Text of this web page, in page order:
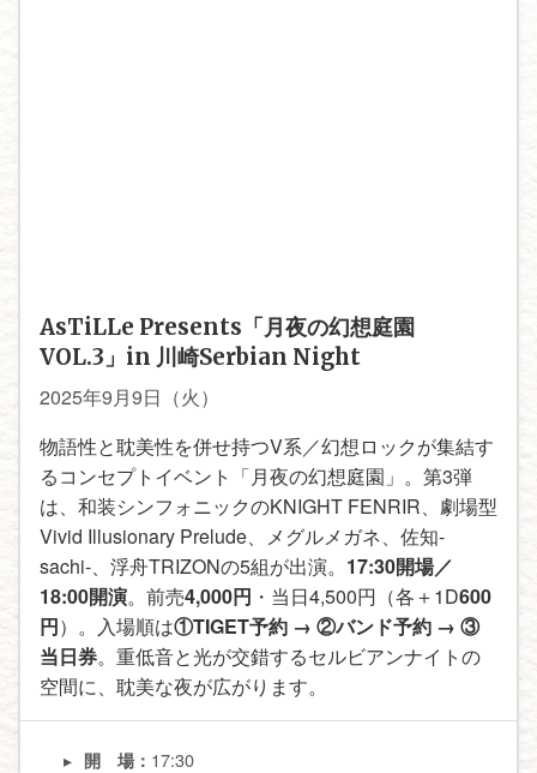
AsTiLLe Presents「月夜の幻想庭園
VOL.3」in 川崎Serbian Night
2025年9月9日（火）
物語性と耽美性を併せ持つV系／幻想ロックが集結す
るコンセプトイベント「月夜の幻想庭園」。第3弾
は、和装シンフォニックのKNIGHT FENRIR、劇場型
Vivid Illusionary Prelude、メグルメガネ、佐知-
sachi-、浮舟TRIZONの5組が出演。 17:30開場／
18:00開演。前売4,000円 ・当日4,500円（各＋1D600
円）。入場順は①TIGET予約 → ②バンド予約 → ③
当日券。重低音と光が交錯するセルビアンナイトの
空間に、耽美な夜が広がります。
開 場： 17:30